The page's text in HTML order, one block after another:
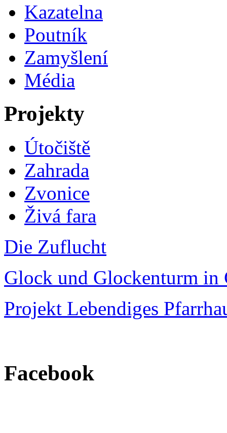
Kazatelna
Poutník
Zamyšlení
Média
Projekty
Útočiště
Zahrada
Zvonice
Živá fara
Die Zuflucht
Glock und Glockenturm in
Projekt Lebendiges
Facebook